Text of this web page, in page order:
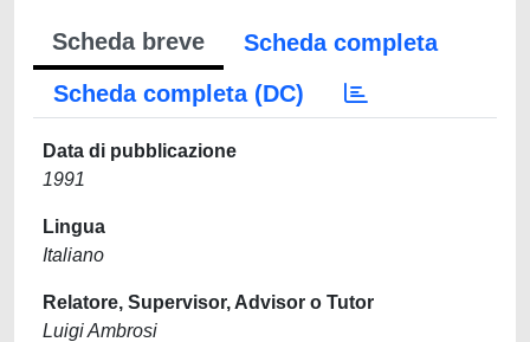
Scheda breve
Scheda completa
Scheda completa (DC)
Data di pubblicazione
1991
Lingua
Italiano
Relatore, Supervisor, Advisor o Tutor
Luigi Ambrosi